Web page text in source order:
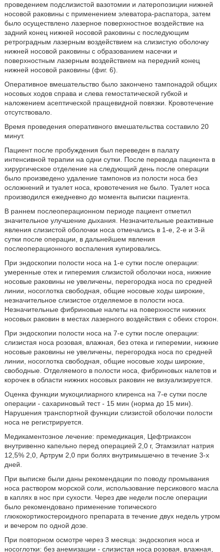
проведением подслизистой вазотомии и латеропозиции нижней
носовой раковины с применением элеватора-распатора, затем
было осуществлено лазерное поверхностное воздействие на
задний конец нижней носовой раковины с последующим
ретроградным лазерным воздействием на слизистую оболочку
нижней носовой раковины с образованием насечки и
поверхностным лазерным воздействием на передний конец
нижней носовой раковины (фиг. 6).
Оперативное вмешательство было закончено тампонадой общих
носовых ходов справа и слева гемостатической губкой и
наложением асептической пращевидной повязки. Кровотечение
отсутствовало.
Время проведения оперативного вмешательства составило 20
минут.
Пациент после пробуждения был переведен в палату
интенсивной терапии на одни сутки. После перевода пациента в
хирургическое отделение на следующий день после операции
было произведено удаление тампонов из полости носа без
осложнений и туалет носа, кровотечения не было. Туалет носа
производился ежедневно до момента выписки пациента.
В раннем послеоперационном периоде пациент отметил
значительное улучшение дыхания. Незначительные реактивные
явления слизистой оболочки носа отмечались в 1-е, 2-е и 3-й
сутки после операции, в дальнейшем явления
послеоперационного воспаления купировались.
При эндоскопии полости носа на 1-е сутки после операции:
умеренные отек и гиперемия слизистой оболочки носа, нижние
носовые раковины не увеличены, перегородка носа по средней
линии, носоглотка свободная, общие носовые ходы широкие,
незначительное слизистое отделяемое в полости носа.
Незначительные фибриновые налеты на поверхности нижних
носовых раковин в местах лазерного воздействия с обеих сторон.
При эндоскопии полости носа на 7-е сутки после операции:
слизистая носа розовая, влажная, без отека и гиперемии, нижние
носовые раковины не увеличены, перегородка носа по средней
линии, носоглотка свободная, общие носовые ходы широкие,
свободные. Отделяемого в полости носа, фибриновых налетов и
корочек в области нижних носовых раковин не визуализируется.
Оценка функции мукоцилиарного клиренса на 7-е сутки после
операции - сахариновый тест - 15 мин (норма до 15 мин).
Нарушения транспортной функции слизистой оболочки полости
носа не регистрируется.
Медикаментозное лечение: премедикация, Цефтриаксон
внутривенно капельно перед операцией 2,0 г, Этамзилат натрия
12,5% 2,0, Артрум 2,0 при болях внутримышечно в течение 3-х
дней.
При выписке были даны рекомендации по поводу промывания
носа раствором морской соли, использование персикового масла
в каплях в нос при сухости. Через две недели после операции
было рекомендовано применение топического
глюкокортикостероидного препарата в течение двух недель утром
и вечером по одной дозе.
При повторном осмотре через 3 месяца: эндоскопия носа и
носоглотки: без анемизации - слизистая носа розовая, влажная,